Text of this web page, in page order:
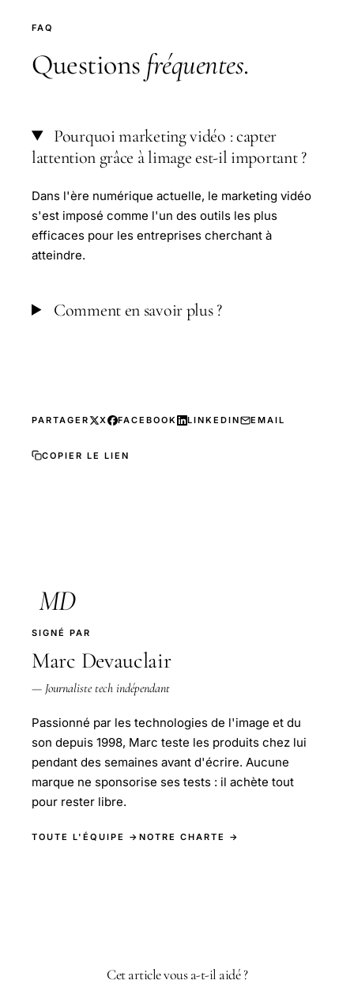
FAQ
Questions fréquentes.
Pourquoi marketing vidéo : capter
lattention grâce à limage est-il important ?
Dans l'ère numérique actuelle, le marketing vidéo
s'est imposé comme l'un des outils les plus
efficaces pour les entreprises cherchant à
atteindre.
Comment en savoir plus ?
PARTAGER X FACEBOOK LINKEDIN EMAIL
COPIER LE LIEN
MD
SIGNÉ PAR
Marc Devauclair
— Journaliste tech indépendant
Passionné par les technologies de l'image et du
son depuis 1998, Marc teste les produits chez lui
pendant des semaines avant d'écrire. Aucune
marque ne sponsorise ses tests : il achète tout
pour rester libre.
TOUTE L'ÉQUIPE → NOTRE CHARTE →
Cet article vous a-t-il aidé ?